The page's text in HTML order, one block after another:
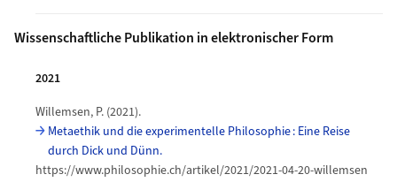
Wissenschaftliche Publikation in elektronischer Form
2021
Willemsen, P. (2021).
Metaethik und die experimentelle Philosophie : Eine Reise
durch Dick und Dünn.
https://www.philosophie.ch/artikel/2021/2021-04-20-willemsen